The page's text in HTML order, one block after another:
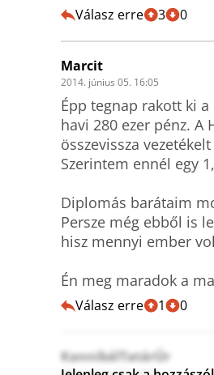
Válasz erre 3 0
Marcit
2014. június 05. 16:05
Épp tegnap rakott ki
havi 280 ezer pénz. A
összevissza
Szerintem ennél egy
Diplomás barátaim
Persze még ebből is
hisz mennyi ember
Én meg maradok a
Válasz erre 1 0
KannibálTatárÚr